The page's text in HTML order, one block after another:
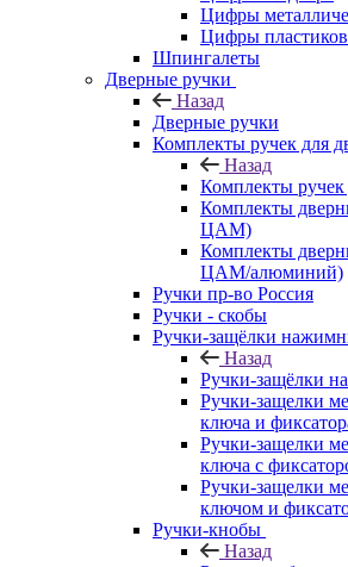
Цифры
Цифры
Шпингалеты
Дверные ручки
Назад
Дверные ручки
Комплекты ручек для
Назад
Комплекты ручек
Комплекты
ЦАМ)
Комплекты
ЦАМ/алюминий)
Ручки пр-во Россия
Ручки - скобы
Ручки-защёлки
Назад
Ручки-защёлки
Ручки-защелки
ключа и
Ручки-защелки
ключа с
Ручки-защелки
ключом и
Ручки-кнобы
Назад